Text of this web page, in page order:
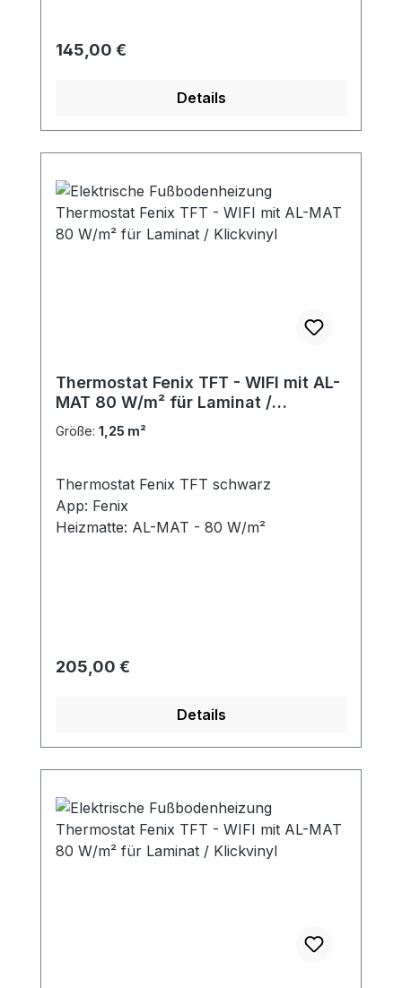
Regulärer Preis:
145,00 €
Details
Thermostat Fenix TFT - WIFI mit AL-
MAT 80 W/m² für Laminat /
Klickvinyl
Größe: 1,25 m²
Thermostat Fenix TFT schwarz
App: Fenix
Heizmatte: AL-MAT - 80 W/m²
Regulärer Preis:
205,00 €
Details